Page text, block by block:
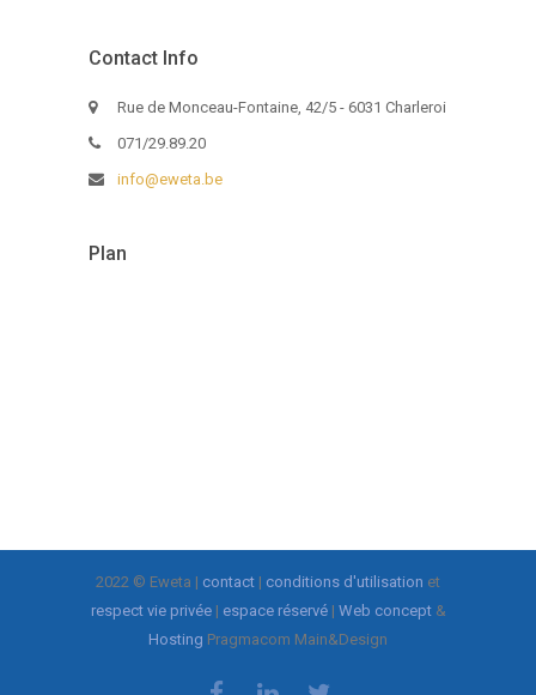
Contact Info
Rue de Monceau-Fontaine, 42/5 - 6031 Charleroi
071/29.89.20
info@eweta.be
Plan
2022 © Eweta | contact | conditions d'utilisation et
respect vie privée| espace réservé| Web concept&
Hosting Pragmacom Main&Design